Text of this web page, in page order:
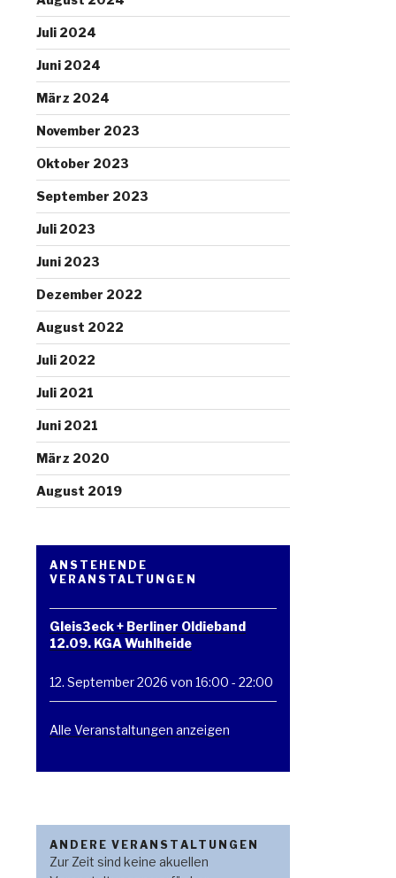
Juli 2024
Juni 2024
März 2024
November 2023
Oktober 2023
September 2023
Juli 2023
Juni 2023
Dezember 2022
August 2022
Juli 2022
Juli 2021
Juni 2021
März 2020
August 2019
ANSTEHENDE
VERANSTALTUNGEN
Gleis3eck + Berliner Oldieband
12.09. KGA Wuhlheide
12. September 2026 von 16:00 - 22:00
Alle Veranstaltungen anzeigen
ANDERE VERANSTALTUNGEN
Zur Zeit sind keine akuellen